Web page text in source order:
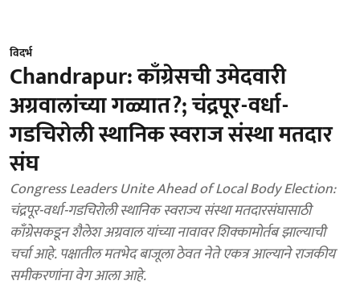
विदर्भ
Chandrapur: काँग्रेसची उमेदवारी
अग्रवालांच्या गळ्यात?; चंद्रपूर-वर्धा-
गडचिरोली स्थानिक स्वराज संस्था मतदार
संघ
Congress Leaders Unite Ahead of Local Body Election:
चंद्रपूर-वर्धा-गडचिरोली स्थानिक स्वराज्य संस्था मतदारसंघासाठी
काँग्रेसकडून शैलेश अग्रवाल यांच्या नावावर शिक्कामोर्तब झाल्याची
चर्चा आहे. पक्षातील मतभेद बाजूला ठेवत नेते एकत्र आल्याने राजकीय
समीकरणांना वेग आला आहे.